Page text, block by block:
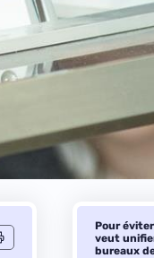
Pour
veut
bureaux